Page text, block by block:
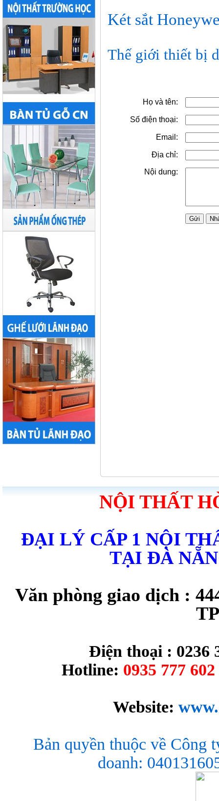
Két sắt
Thế giới thiết bị
Họ và tên:
Số điện thoại:
Email:
Địa chỉ:
Nội dung:
NỘI THẤT
ĐẠI LÝ CẤP 1 NỘI
TẠI ĐÀ
Văn phòng giao dịch :
Điện thoại : 0236
Hotline: 0935 777
Website:
Bản quyền thuộc về Công
doanh: